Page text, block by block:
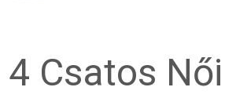
4 Csatos Női